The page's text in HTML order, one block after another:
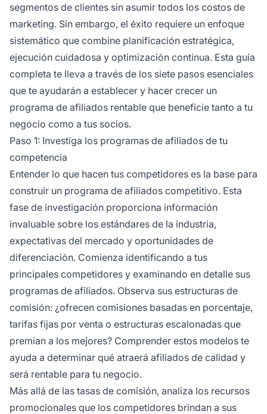
segmentos de clientes sin asumir todos los costos de
marketing. Sin embargo, el éxito requiere un enfoque
sistemático que combine planificación estratégica,
ejecución cuidadosa y optimización continua. Esta guía
completa te lleva a través de los siete pasos esenciales
que te ayudarán a establecer y hacer crecer un
programa de afiliados rentable que beneficie tanto a tu
negocio como a tus socios.
Paso 1: Investiga los programas de afiliados de tu
competencia
Entender lo que hacen tus competidores es la base para
construir un programa de afiliados competitivo. Esta
fase de investigación proporciona información
invaluable sobre los estándares de la industria,
expectativas del mercado y oportunidades de
diferenciación. Comienza identificando a tus
principales competidores y examinando en detalle sus
programas de afiliados. Observa sus estructuras de
comisión: ¿ofrecen comisiones basadas en porcentaje,
tarifas fijas por venta o estructuras escalonadas que
premian a los mejores? Comprender estos modelos te
ayuda a determinar qué atraerá afiliados de calidad y
será rentable para tu negocio.
Más allá de las tasas de comisión, analiza los recursos
promocionales que los competidores brindan a sus